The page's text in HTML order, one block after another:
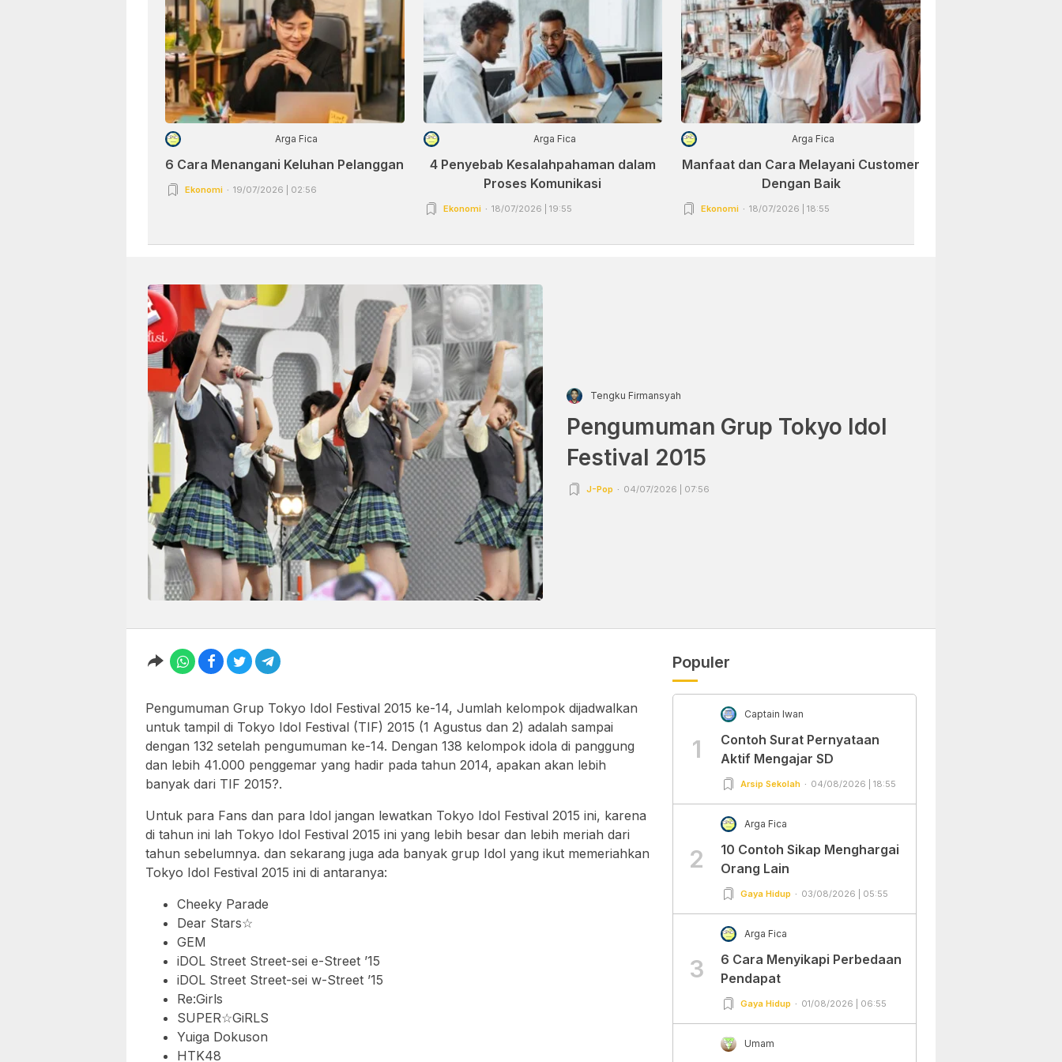
Arga Fica
6 Cara Menangani Keluhan Pelanggan
Ekonomi 19/07/2026 | 02:56
Arga Fica
4 Penyebab Kesalahpahaman dalam
Proses Komunikasi
Ekonomi 18/07/2026 | 19:55
Arga Fica
Manfaat dan Cara Melayani Customer
Dengan Baik
Ekonomi 18/07/2026 | 18:55
Tengku Firmansyah
Pengumuman Grup Tokyo Idol
Festival 2015
J-Pop 04/07/2026 | 07:56
Pengumuman Grup Tokyo Idol Festival 2015 ke-14, Jumlah kelompok dijadwalkan
untuk tampil di Tokyo Idol Festival (TIF) 2015 (1 Agustus dan 2) adalah sampai
dengan 132 setelah pengumuman ke-14. Dengan 138 kelompok idola di panggung
dan lebih 41.000 penggemar yang hadir pada tahun 2014, apakan akan lebih
banyak dari TIF 2015?.
Untuk para Fans dan para Idol jangan lewatkan Tokyo Idol Festival 2015 ini, karena
di tahun ini lah Tokyo Idol Festival 2015 ini yang lebih besar dan lebih meriah dari
tahun sebelumnya. dan sekarang juga ada banyak grup Idol yang ikut memeriahkan
Tokyo Idol Festival 2015 ini di antaranya:
Cheeky Parade
Dear Stars☆
GEM
iDOL Street Street-sei e-Street ’15
iDOL Street Street-sei w-Street ’15
Re:Girls
SUPER☆GiRLS
Yuiga Dokuson
HTK48
Populer
1
Captain Iwan
Contoh Surat Pernyataan
Aktif Mengajar SD
Arsip Sekolah 04/08/2026 | 18:55
2
Arga Fica
10 Contoh Sikap Menghargai
Orang Lain
Gaya Hidup 03/08/2026 | 05:55
3
Arga Fica
6 Cara Menyikapi Perbedaan
Pendapat
Gaya Hidup 01/08/2026 | 06:55
Umam